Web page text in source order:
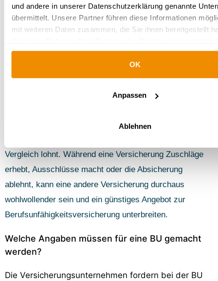
und andere in unserer Datenschutzerklärung genannte
übermittelt. Unsere Partner führen diese Informationen
mit weiteren Daten zusammen, die Sie ihnen bereitgestellt
Weitere Informationen:
Wie Google
verwendet
OK
Anpassen
Ablehnen
risikobehafteren Gruppen zugeordnet. Hier ist mit
höheren Prämien zu rechnen. Das gilt zudem für Berufe
mit bekannten Gesundheitsrisiken wie Friseure und
Lackierer.
Berufe in einer hohen Risikogruppe erhalten nicht selten
Leistungsausschlüsse für bestimmte Risiken,
Absage. Allerdings unterscheiden sich diese von
Vergleich lohnt. Während eine Versicherung Zuschläge
erhebt, Ausschlüsse macht oder die Absicherung
ablehnt, kann eine andere Versicherung durchaus
wohlwollender sein und ein günstiges Angebot zur
Berufsunfähigkeitsversicherung unterbreiten.
Welche Angaben müssen für eine BU gemacht
werden?
Die Versicherungsunternehmen fordern bei der BU